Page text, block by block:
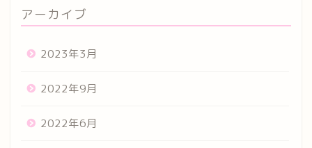
アーカイブ
2023年3月
2022年9月
2022年6月